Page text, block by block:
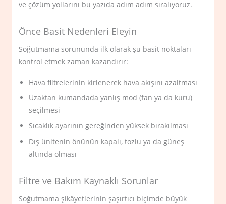
ve çözüm yollarını bu yazıda adım adım sıralıyoruz.
Önce Basit Nedenleri Eleyin
Soğutmama sorununda ilk olarak şu basit noktaları
kontrol etmek zaman kazandırır:
Hava filtrelerinin kirlenerek hava akışını azaltması
Uzaktan kumandada yanlış mod (fan ya da kuru)
seçilmesi
Sıcaklık ayarının gereğinden yüksek bırakılması
Dış ünitenin önünün kapalı, tozlu ya da güneş
altında olması
Filtre ve Bakım Kaynaklı Sorunlar
Soğutmama şikâyetlerinin şaşırtıcı biçimde büyük